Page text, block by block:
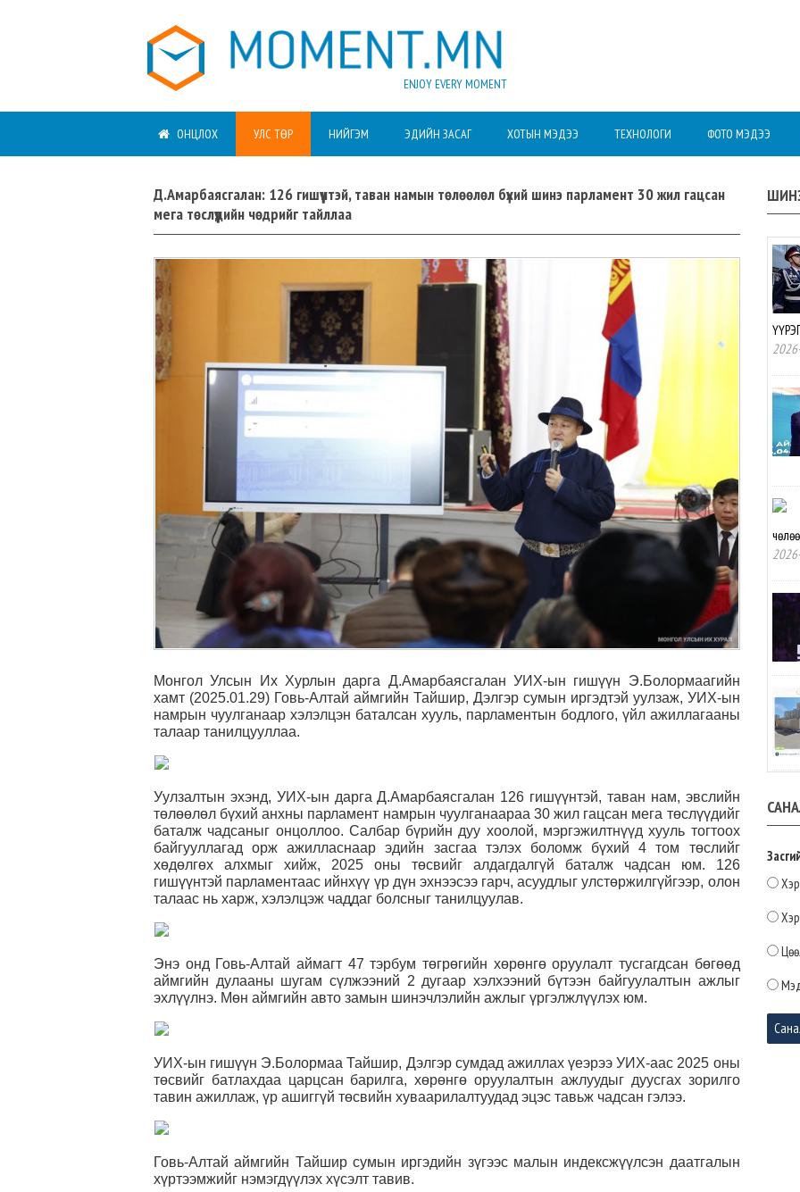
ENJOY EVERY MOMENT
ОНЦЛОХ УЛС ТӨР НИЙГЭМ ЭДИЙН ЗАСАГ ХОТЫН МЭДЭЭ ТЕХНОЛОГИ ФОТО МЭДЭЭ
Д.Амарбаясгалан: 126 гишүүнтэй, таван намын төлөөлөл бүхий шинэ парламент 30 жил гацсан
мега төслүүдийн чөдрийг тайллаа
Монгол Улсын Их Хурлын дарга Д.Амарбаясгалан УИХ-ын гишүүн Э.Болормаагийн
хамт (2025.01.29) Говь-Алтай аймгийн Тайшир, Дэлгэр сумын иргэдтэй уулзаж, УИХ-ын
намрын чуулганаар хэлэлцэн баталсан хууль, парламентын бодлого, үйл ажиллагааны
талаар танилцууллаа.
Уулзалтын эхэнд, УИХ-ын дарга Д.Амарбаясгалан 126 гишүүнтэй, таван нам, эвслийн
төлөөлөл бүхий анхны парламент намрын чуулганаараа 30 жил гацсан мега төслүүдийг
баталж чадсаныг онцоллоо. Салбар бүрийн дуу хоолой, мэргэжилтнүүд хууль тогтоох
байгууллагад орж ажилласнаар эдийн засгаа тэлэх боломж бүхий 4 том төслийг
хөдөлгөх алхмыг хийж, 2025 оны төсвийг алдагдалгүй баталж чадсан юм. 126
гишүүнтэй парламентаас ийнхүү үр дүн эхнээсээ гарч, асуудлыг улстөржилгүйгээр, олон
талаас нь харж, хэлэлцэж чаддаг болсныг танилцуулав.
Энэ онд Говь-Алтай аймагт 47 тэрбум төгрөгийн хөрөнгө оруулалт тусгагдсан бөгөөд
аймгийн дулааны шугам сүлжээний 2 дугаар хэлхээний бүтээн байгуулалтын ажлыг
эхлүүлнэ. Мөн аймгийн авто замын шинэчлэлийн ажлыг үргэлжлүүлэх юм.
УИХ-ын гишүүн Э.Болормаа Тайшир, Дэлгэр сумдад ажиллах үеэрээ УИХ-аас 2025 оны
төсвийг батлахдаа царцсан барилга, хөрөнгө оруулалтын ажлуудыг дуусгах зорилго
тавин ажиллаж, үр ашиггүй төсвийн хуваарилалтуудад эцэс тавьж чадсан гэлээ.
Говь-Алтай аймгийн Тайшир сумын иргэдийн зүгээс малын индексжүүлсэн даатгалын
хүртээмжийг нэмэгдүүлэх хүсэлт тавив.